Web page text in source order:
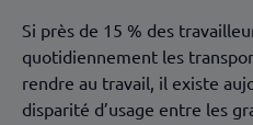
Si près de 15 % des
quotidiennement les
rendre au travail , il existe
disparité d’usage entre les